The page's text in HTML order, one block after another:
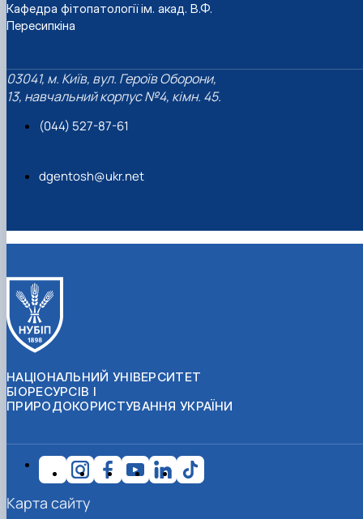
Кафедра фітопатології ім. акад. В.Ф.
Пересипкіна
03041, м. Київ, вул. Героїв Оборони,
13, навчальний корпус №4, кімн. 45.
(044) 527-87-61
dgentosh@ukr.net
НАЦІОНАЛЬНИЙ УНІВЕРСИТЕТ
БІОРЕСУРСІВ І
ПРИРОДОКОРИСТУВАННЯ УКРАЇНИ
Карта сайту